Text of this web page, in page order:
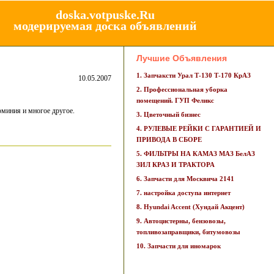
doska.votpuske.Ru
модерируемая доска объявлений
10.05.2007
и многое другое.
Лучшие Объявления
1. Запчаксти Урал Т-130 Т-170 КрАЗ
2. Профессиональная уборка
помещений. ГУП Феликс
3. Цветочный бизнес
4. РУЛЕВЫЕ РЕЙКИ С ГАРАНТИЕЙ И
ПРИВОДА В СБОРЕ
5. ФИЛЬТРЫ НА КАМАЗ МАЗ БелАЗ
ЗИЛ КРАЗ И ТРАКТОРА
6. Запчасти для Москвича 2141
7. настройка доступа интернет
8. Hyundai Accent (Хундай Акцент)
9. Автоцистерны, бензовозы,
топливозаправщики, битумовозы
10. Запчасти для иномарок